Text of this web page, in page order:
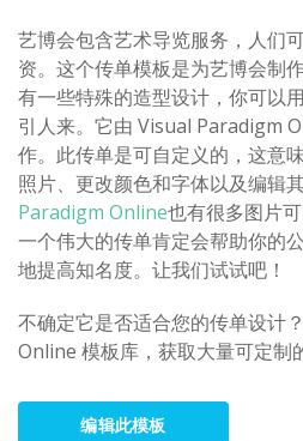
艺博会包含艺术导览服务，人们
资。这个传单模板是为艺博会制
有一些特殊的造型设计，你可以
引人来。它由 Visual Paradigm
作。此传单是可自定义的，这意
照片、更改颜色和字体以及编辑
Paradigm Online也有很多图片
一个伟大的传单肯定会帮助你的
地提高知名度。让我们试试吧！
不确定它是否适合您的传单设计
Online 模板库，获取大量可定制
编辑此模板